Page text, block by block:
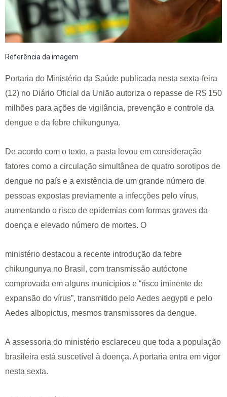
Referência da imagem
Portaria do Ministério da Saúde publicada nesta sexta-feira
(12) no Diário Oficial da União autoriza o repasse de R$ 150
milhões para ações de vigilância, prevenção e controle da
dengue e da febre chikungunya.
De acordo com o texto, a pasta levou em consideração
fatores como a circulação simultânea de quatro sorotipos de
dengue no país e a existência de um grande número de
pessoas expostas previamente a infecções pelo vírus,
aumentando o risco de epidemias com formas graves da
doença e elevado número de mortes. O
ministério destacou a recente introdução da febre
chikungunya no Brasil, com transmissão autóctone
comprovada em alguns municípios e “risco iminente de
expansão do vírus”, transmitido pelo Aedes aegypti e pelo
Aedes albopictus, mesmos transmissores da dengue.
A assessoria do ministério esclareceu que toda a população
brasileira está suscetível à doença. A portaria entra em vigor
nesta sexta.